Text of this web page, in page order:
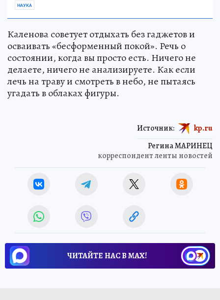
НАУКА
Каленова советует отдыхать без гаджетов и
осваивать «бесформенный покой». Речь о
состоянии, когда вы просто есть. Ничего не
делаете, ничего не анализируете. Как если
лечь на траву и смотреть в небо, не пытаясь
угадать в облаках фигуры.
Регина МАРИНЕЦ
корреспондент ленты новостей
Источник: kp.ru
ЧИТАЙТЕ НАС В МАХ!